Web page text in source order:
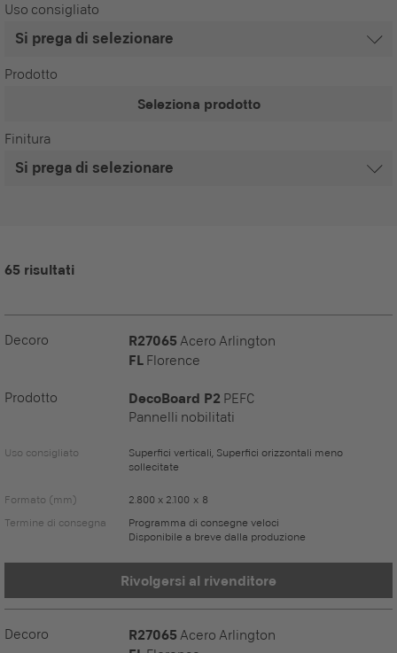
Uso consigliato
Prodotto
Seleziona prodotto
Finitura
65 risultati
Decoro R27065 Acero Arlington
FL Florence
Prodotto DecoBoard P2 PEFC
Pannelli nobilitati
Uso consigliato
Superfici verticali, Superfici orizzontali meno
sollecitate
Formato (mm)
2.800 x 2.100 x 8
Termine di consegna
Programma di consegne veloci
Disponibile a breve dalla produzione
Rivolgersi al rivenditore
Decoro R27065 Acero Arlington